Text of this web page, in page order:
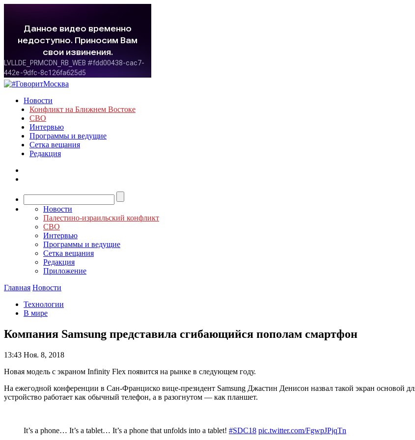
Новости
Конфликт на Ближнем Востоке
СВО
Интервью
Программы и ведущие
Сетка вещания
Редакция
Новости
Палестино-израильский конфликт
СВО
Интервью
Программы и ведущие
Сетка вещания
Редакция
Приложение
Главная Новости
Технологии
В мире
Компания Samsung представила сгибающийся пополам смартфон
13:43 Ноя. 8, 2018
Новая модель с экраном Infinity Flex появится на рынке в следующем году.
На ежегодной конференции в Сан-Франциско вице-президент Samsung Джастин Денисон назвал такой экран основой
устройство работает как обычный телефон, а в разогнутом — как планшет.
It’s a phone… It’s a tablet… It’s a phone that unfolds into a tablet! #SDC18 pic.twitter.com/FgwpJPjqTn